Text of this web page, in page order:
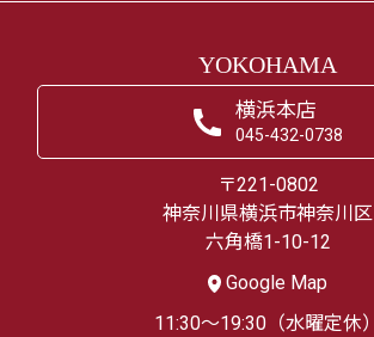
YOKOHAMA
横浜本店
045-432-0738
〒221-0802
神奈川県横浜市神奈川区
六角橋1-10-12
Google Map
11:30～19:30（水曜定休）